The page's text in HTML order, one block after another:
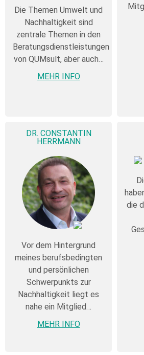
Die Themen Umwelt und
Nachhaltigkeit sind
zentrale Themen in den
Beratungsdienstleistungen
von QUMsult, aber auch…
MEHR INFO
DR. CONSTANTIN
HERRMANN
Vor dem Hintergrund
meines berufsbedingten
und persönlichen
Schwerpunkts zur
Nachhaltigkeit liegt es
nahe ein Mitglied…
MEHR INFO
die